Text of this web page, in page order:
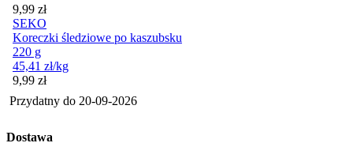
Cena
9,99 zł
SEKO
Koreczki śledziowe po kaszubsku
220 g
45,41 zł/kg
Cena
9,99 zł
Przydatny do 20-09-2026
Dostawa